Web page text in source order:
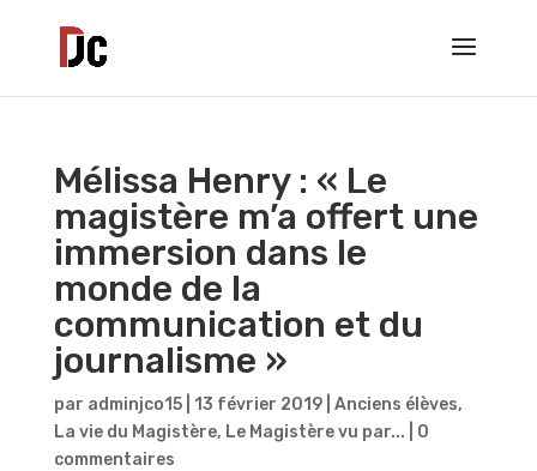
Mélissa Henry : « Le
magistère m’a offert une
immersion dans le
monde de la
communication et du
journalisme »
par adminjco15| 13 février 2019| Anciens élèves,
La vie du Magistère, Le Magistère vu par...
0
commentaires